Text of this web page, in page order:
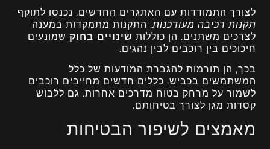
לצורך התמודדות עם האתגרים החדשים, נכנסו לתוקף
תקנות רכיבה מעודכנות. התקנות מתמקדות במענה
לצרכים משתנים. הן כוללות שינויים בחוק שמונעים
חיכוכים בין רוכבים לבין נהגים.
בכך, הן תורמות להגברת המודעות של כלל
המשתמשים בכביש. כללים חדשים מחייבים רוכבים
לשמור על מרחק בטוח מדרכים אחרות. גם ללבוש
קסדות מגן לצורך בטיחותם.
מאמצים לשיפור הבטיחות